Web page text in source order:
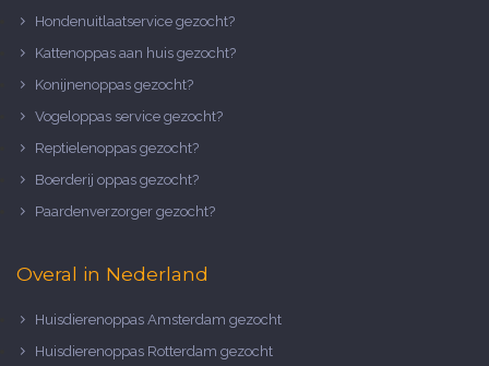
Hondenuitlaatservice gezocht?
Kattenoppas aan huis gezocht?
Konijnenoppas gezocht?
Vogeloppas service gezocht?
Reptielenoppas gezocht?
Boerderij oppas gezocht?
Paardenverzorger gezocht?
Overal in Nederland
Huisdierenoppas Amsterdam gezocht
Huisdierenoppas Rotterdam gezocht